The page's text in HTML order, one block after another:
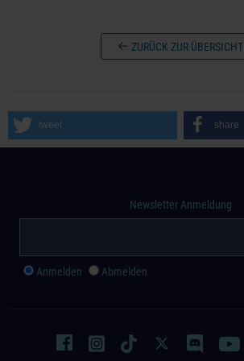
ZURÜCK ZUR ÜBERSICHT
tweet share
Newsletter Anmeldung
Anmelden Abmelden